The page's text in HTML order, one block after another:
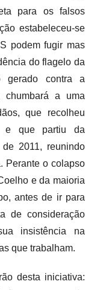
para os falsos
estabeleceu-se
podem fugir mas
do flagelo da
gerado contra a
chumbará a uma
que recolheu
e que partiu da
2011, reunindo
Perante o colapso
e da maioria
antes de ir para
de consideração
insistência na
que trabalham.
desta iniciativa: